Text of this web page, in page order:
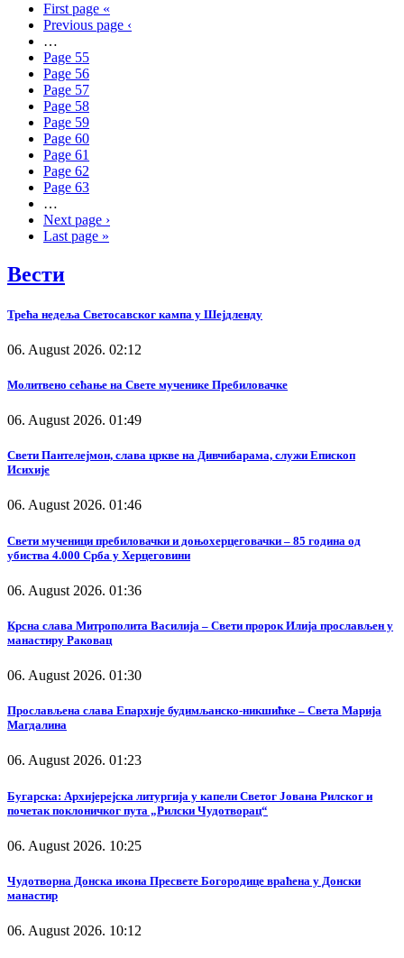
First page «
Previous page ‹
…
Page 55
Page 56
Page 57
Page 58
Page 59
Page 60
Page 61
Page 62
Page 63
…
Next page ›
Last page »
Вести
Трећа недеља Светосавског кампа у Шејдленду
06. August 2026. 02:12
Молитвено сећање на Свете мученике Пребиловачке
06. August 2026. 01:49
Свети Пантелејмон, слава цркве на Дивчибарама, служи Епископ
Исихије
06. August 2026. 01:46
Свети мученици пребиловачки и доњохерцеговачки – 85 година од
убиства 4.000 Срба у Херцеговини
06. August 2026. 01:36
Крсна слава Митрополита Василија – Свети пророк Илија прослављен у
манастиру Раковац
06. August 2026. 01:30
Прослављена слава Епархије будимљанско-никшићке – Света Марија
Магдалина
06. August 2026. 01:23
Бугарска: Архијерејска литургија у капели Светог Јована Рилског и
почетак поклоничког пута „Рилски Чудотворац“
06. August 2026. 10:25
Чудотворна Донска икона Пресвете Богородице враћена у Донски
манастир
06. August 2026. 10:12